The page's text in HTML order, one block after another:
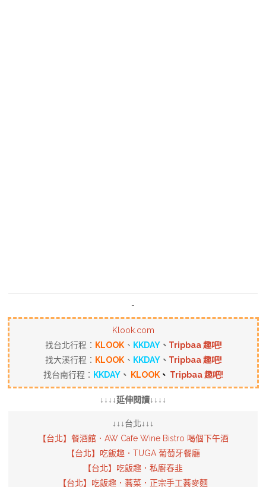
-
Klook.com
找台北行程： KLOOK 、 KKDAY、 Tripbaa 趣吧!
找大溪行程： KLOOK 、 KKDAY、 Tripbaa 趣吧!
找台南行程： KKDAY 、 KLOOK 、 Tripbaa 趣吧!
↓↓↓↓延伸閱讀↓↓↓↓
↓↓↓台北↓↓↓
【台北】餐酒館．AW Cafe Wine Bistro 喝個下午酒
【台北】吃飯趣．TUGA 葡萄牙餐廳
【台北】吃飯趣．私廚春韭
【台北】吃飯趣．蕎菜．正宗手工蕎麥麵